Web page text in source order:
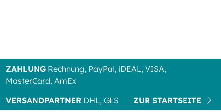
ZAHLUNG Rechnung, PayPal, iDEAL, VISA,
MasterCard, AmEx
VERSANDPARTNER DHL, GLS
ZUR STARTSEITE